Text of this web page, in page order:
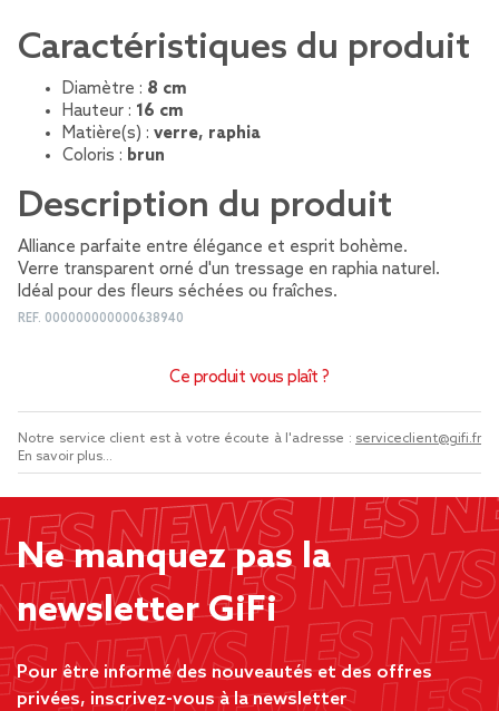
Caractéristiques du produit
Diamètre : 8 cm
Hauteur : 16 cm
Matière(s) : verre, raphia
Coloris : brun
Description du produit
Alliance parfaite entre élégance et esprit bohème.
Verre transparent orné d'un tressage en raphia naturel.
Idéal pour des fleurs séchées ou fraîches.
REF. 000000000000638940
Ce produit vous plaît ?
Notre service client est à votre écoute à l'adresse : serviceclient@gifi.fr
En savoir plus...
Ne manquez pas la
newsletter GiFi
Pour être informé des nouveautés et des offres
privées, inscrivez-vous à la newsletter